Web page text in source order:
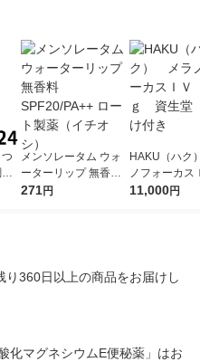
メンソレータム ウォ
ーターリップ 無香料
SPF20/PA++ ロート製
271円
HAKU（ハ
ノフォーカ
5ｇ 資生堂
11,000円
360日以上の商品をお届けし
化マグネシウムE便秘薬」はお